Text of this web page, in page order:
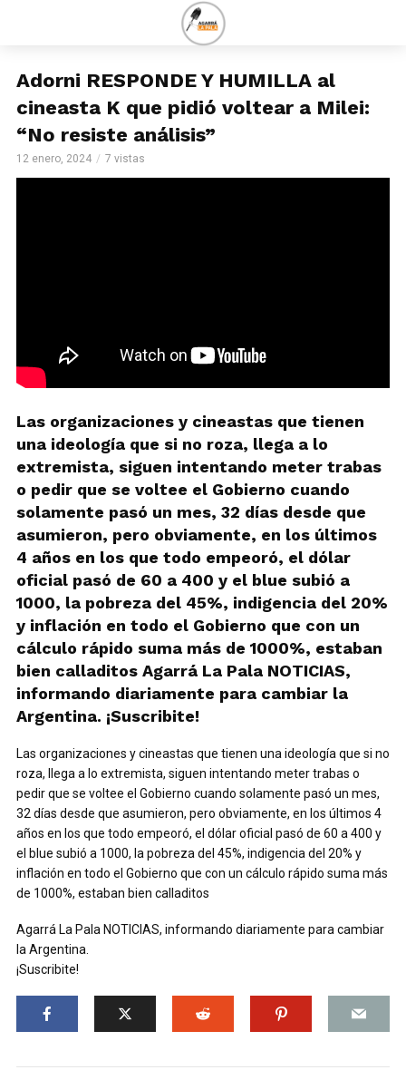
Adorni RESPONDE Y HUMILLA al
cineasta K que pidió voltear a Milei:
“No resiste análisis”
12 enero, 2024 7 vistas
Las organizaciones y cineastas que tienen
una ideología que si no roza, llega a lo
extremista, siguen intentando meter trabas
o pedir que se voltee el Gobierno cuando
solamente pasó un mes, 32 días desde que
asumieron, pero obviamente, en los últimos
4 años en los que todo empeoró, el dólar
oficial pasó de 60 a 400 y el blue subió a
1000, la pobreza del 45%, indigencia del 20%
y inflación en todo el Gobierno que con un
cálculo rápido suma más de 1000%, estaban
bien calladitos Agarrá La Pala NOTICIAS,
informando diariamente para cambiar la
Argentina. ¡Suscribite!
Las organizaciones y cineastas que tienen una ideología que si no
roza, llega a lo extremista, siguen intentando meter trabas o
pedir que se voltee el Gobierno cuando solamente pasó un mes,
32 días desde que asumieron, pero obviamente, en los últimos 4
años en los que todo empeoró, el dólar oficial pasó de 60 a 400 y
el blue subió a 1000, la pobreza del 45%, indigencia del 20% y
inflación en todo el Gobierno que con un cálculo rápido suma más
de 1000%, estaban bien calladitos
Agarrá La Pala NOTICIAS, informando diariamente para cambiar
la Argentina.
¡Suscribite!